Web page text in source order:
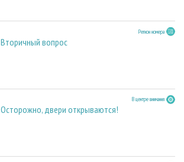
Регион номера
Вторичный вопрос
В центре внимания
Осторожно, двери открываются!